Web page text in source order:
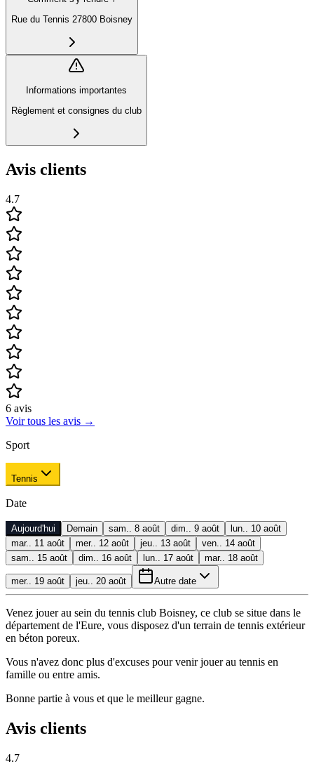
Rue du Tennis 27800 Boisney
Informations importantes
Règlement et consignes du club
Avis clients
4.7
6 avis
Voir tous les avis →
Sport
Tennis
Date
Aujourd'hui Demain sam.. 8 août dim.. 9 août
lun.. 10 août
mar.. 11 août
mer.. 12 août jeu.. 13 août
ven.. 14 août
sam.. 15 août
dim.. 16 août lun.. 17 août mar.. 18 août
mer.. 19 août jeu.. 20 août Autre date
Venez jouer au sein du tennis club Boisney, ce club se situe dans le
département de l'Eure, vous disposez d'un terrain de tennis extérieur
en béton poreux.
Vous n'avez donc plus d'excuses pour venir jouer au tennis en
famille ou entre amis.
Bonne partie à vous et que le meilleur gagne.
Avis clients
4.7